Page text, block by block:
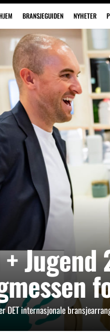
BRANSJEGUIDEN NYHETER
DET internasjonale